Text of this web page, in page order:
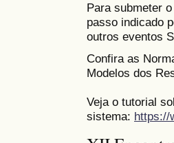
Para submeter
passo indicado
outros eventos
Confira as
Modelos dos
Veja o tutorial
sistema: https://